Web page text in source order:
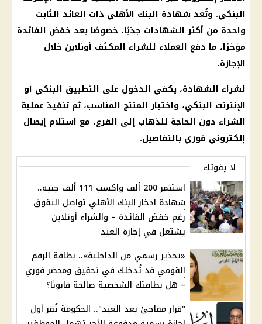
البنكي. وتُعد شهادة البنك الأهلي ذات العائد الثابت
واحدة من أكثر الشهادات جذبًا، خصوصًا بعد خفض الفائدة
مؤخرًا، ما دفع العملاء للشراء المكثف أونلاين خلال
الإجازة.
لشراء الشهادة، يكفي الدخول على التطبيق البنكي أو
الإنترنت البنكي، واختيار المنتج المناسب، ثم تنفيذ عملية
الشراء دون الحاجة للذهاب إلى الفرع، مع استلام إيصال
إلكتروني فوري بالتفاصيل.
لا يفوتك
استثمر 200 ألف واكسب 111 ألف جنيه..
شهادة ادخار البنك الأهلي تواصل التفوق
رغم خفض الفائدة – والشراء أونلاين
يشتعل في إجازة العيد
«تحذير رسمي من الداخلية».. بطاقة الرقم
القومي قد تُدخلك في تحقيق ومحضر فوري
– هل بطاقتك الشخصية صالحة قانونًا؟
"قرار مفاجئ بعد العيد".. الحكومة تُقر أول